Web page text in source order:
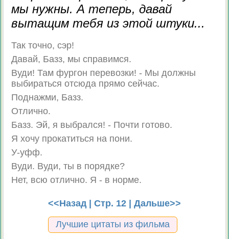
мы нужны. А теперь, давай
вытащим тебя из этой штуки...
Так точно, сэр!
Давай, Базз, мы справимся.
Вуди! Там фургон перевозки! - Мы должны
выбираться отсюда прямо сейчас.
Поднажми, Базз.
Отлично.
Базз. Эй, я выбрался! - Почти готово.
Я хочу прокатиться на пони.
У-уфф.
Вуди. Вуди, ты в порядке?
Нет, всю отлично. Я - в норме.
<<Назад | Стр. 12 | Дальше>>
Лучшие цитаты из фильма